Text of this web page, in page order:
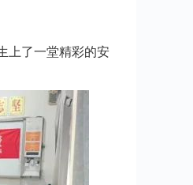
上了一堂精彩的安